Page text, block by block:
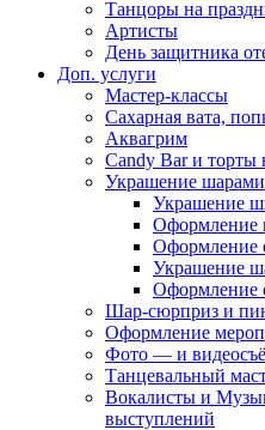
Танцоры на
Артисты
День защитника
Доп. услуги
Мастер-классы
Сахарная вата,
Аквагрим
Candy Bar и торты
Украшение шарами
Украшение
Оформление
Оформление
Украшение
Оформление
Шар-сюрприз и
Оформление
Фото — и
Танцевальный
Вокалисты и
выступлений